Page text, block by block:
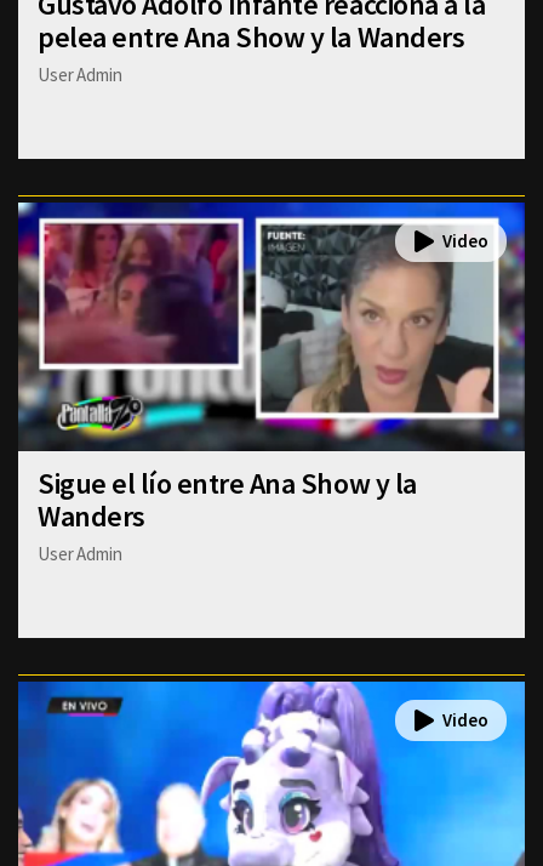
pelea entre Ana Show y la Wanders
User Admin
Sigue el lío entre Ana Show y la
Wanders
User Admin